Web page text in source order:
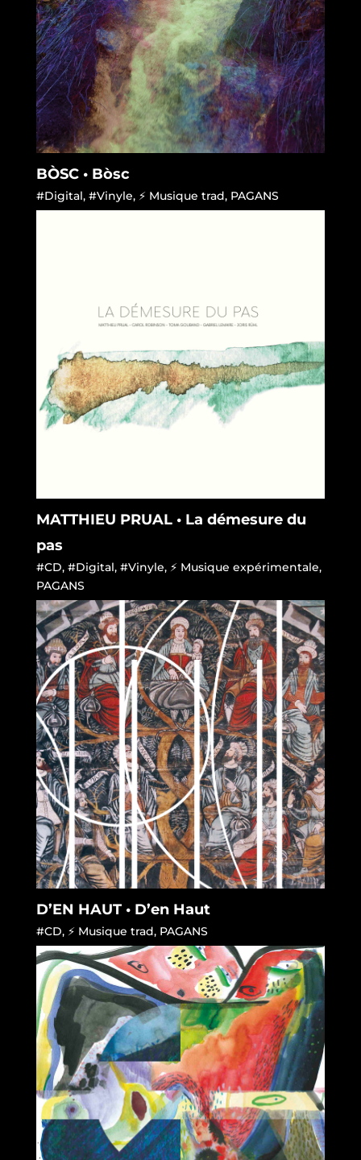
BÒSC • Bòsc
#Digital, #Vinyle, ⚡ Musique trad, PAGANS
MATTHIEU PRUAL • La démesure du
pas
#CD, #Digital, #Vinyle, ⚡ Musique expérimentale,
PAGANS
D’EN HAUT • D’en Haut
#CD, ⚡ Musique trad, PAGANS